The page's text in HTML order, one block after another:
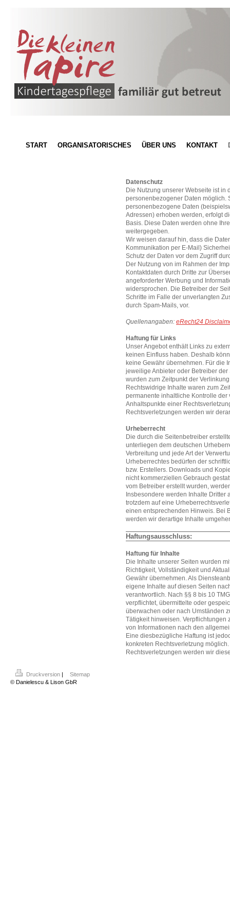
START ORGANISATORISCHES ÜBER UNS KONTAKT
Datenschutz
Die Nutzung unserer Webseite ist in
personenbezogener Daten möglich.
personenbezogene Daten
Adressen) erhoben werden, erfolgt
Basis. Diese Daten werden ohne
weitergegeben.
Wir weisen darauf hin, dass die
Kommunikation per E-Mail)
Schutz der Daten vor dem Zugriff
Der Nutzung von im Rahmen der
Kontaktdaten durch Dritte zur
angeforderter Werbung und
widersprochen. Die Betreiber der
Schritte im Falle der unverlangten
durch Spam-Mails, vor.
Quellenangaben: eRecht24
Haftung für Links
Unser Angebot enthält Links zu
keinen Einfluss haben. Deshalb
keine Gewähr übernehmen. Für die
jeweilige Anbieter oder Betreiber
wurden zum Zeitpunkt der
Rechtswidrige Inhalte waren zum
permanente inhaltliche Kontrolle
Anhaltspunkte einer
Rechtsverletzungen werden wir
Urheberrecht
Die durch die Seitenbetreiber
unterliegen dem deutschen
Verbreitung und jede Art der
Urheberrechtes bedürfen der
bzw. Erstellers. Downloads und
nicht kommerziellen Gebrauch
vom Betreiber erstellt wurden,
Insbesondere werden Inhalte
trotzdem auf eine
einen entsprechenden Hinweis. Bei
werden wir derartige Inhalte
Haftungsausschluss:
Haftung für Inhalte
Die Inhalte unserer Seiten wurden
Richtigkeit, Vollständigkeit und
Gewähr übernehmen. Als
eigene Inhalte auf diesen Seiten
verantwortlich. Nach §§ 8 bis 10
verpflichtet, übermittelte oder
überwachen oder nach Umständen
Tätigkeit hinweisen. Verpflichtungen
von Informationen nach den
Eine diesbezügliche Haftung ist
konkreten Rechtsverletzung
Rechtsverletzungen werden wir
Druckversion |
Sitemap
© Danielescu & Lison GbR